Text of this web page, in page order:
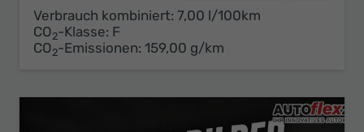
Verbrauch kombiniert: 7,00 l/100km
CO2-Klasse: F
CO2-Emissionen: 159,00 g/km